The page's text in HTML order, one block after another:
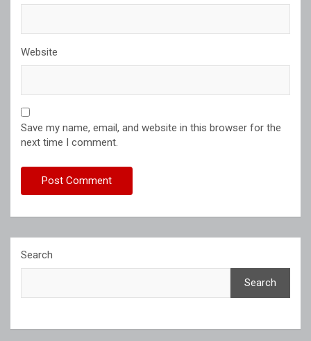
Website
Save my name, email, and website in this browser for the
next time I comment.
Search
Search